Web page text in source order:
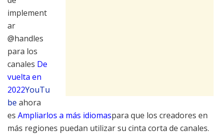
implement
ar
@handles
para los
canales De
vuelta en
2022YouTu
be ahora
es Ampliarlos a más idiomaspara que los creadores en
más regiones puedan utilizar su cinta corta de canales.